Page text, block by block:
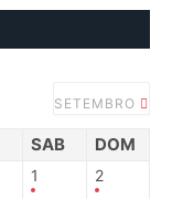
SETEMBRO
SAB DOM
1 2